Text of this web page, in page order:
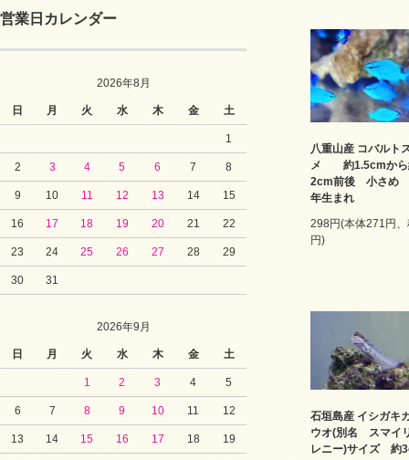
営業日カレンダー
2026年8月
日 月 火 水 木 金 土
1
2 3 4 5 6 7 8
9 10 11 12 13 14 15
16 17 18 19 20 21 22
23 24 25 26 27 28 29
30 31
2026年9月
日 月 火 水 木 金 土
1 2 3 4 5
6 7 8 9 10 11 12
13 14 15 16 17 18 19
八重山産 コバルト
メ 約1.5cmから
2cm前後 小さめ
年生まれ
298円(本体271円
円)
石垣島産 イシガキ
ウオ(別名 スマイ
レニー)サイズ 約